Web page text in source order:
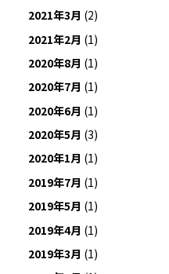
2021年3月 (2)
2021年2月 (1)
2020年8月 (1)
2020年7月 (1)
2020年6月 (1)
2020年5月 (3)
2020年1月 (1)
2019年7月 (1)
2019年5月 (1)
2019年4月 (1)
2019年3月 (1)